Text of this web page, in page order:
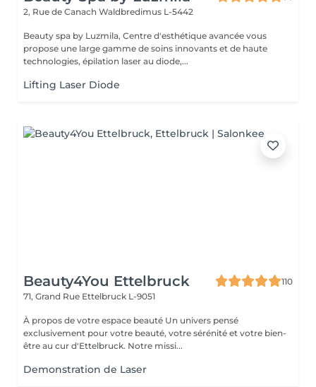
2, Rue de Canach Waldbredimus L-5442
Beauty spa by Luzmila, Centre d'esthétique avancée vous
propose une large gamme de soins innovants et de haute
technologies, épilation laser au diode,...
Lifting Laser Diode
Beauty4You Ettelbruck
110
71, Grand Rue Ettelbruck L-9051
À propos de votre espace beauté Un univers pensé
exclusivement pour votre beauté, votre sérénité et votre bien-
être au cur d'Ettelbruck. Notre missi...
Demonstration de Laser